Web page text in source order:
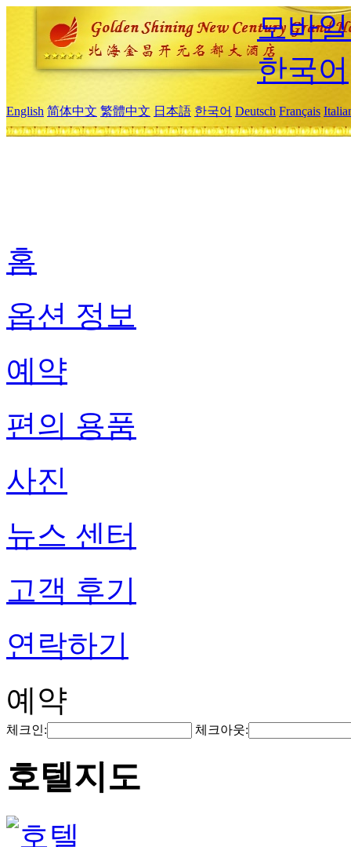
모바
한국어
English 简体中文 繁體中文 日本語 한국어 Deutsch Français
홈
옵션 정보
예약
편의 용품
사진
뉴스 센터
고객 후기
연락하기
예약
체크인: 체크아웃:
호텔지도